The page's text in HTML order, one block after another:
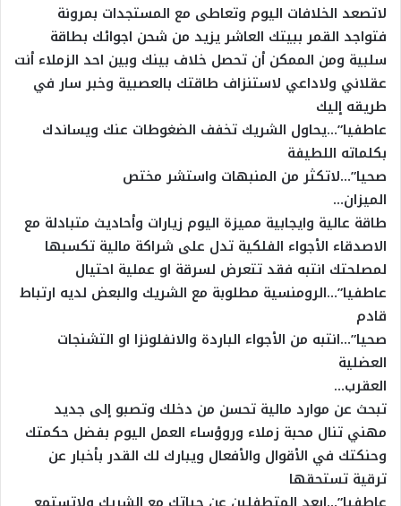
لاتصعد الخلافات اليوم وتعاطى مع المستجدات بمرونة
فتواجد القمر ببيتك العاشر يزيد من شحن اجوائك بطاقة
سلبية ومن الممكن أن تحصل خلاف بينك وبين احد الزملاء أنت
عقلاني ولاداعي لاستنزاف طاقتك بالعصبية وخبر سار في
طريقه إليك
عاطفيا”…يحاول الشريك تخفف الضغوطات عنك ويساندك
بكلماته اللطيفة
صحيا”…لاتكثر من المنبهات واستشر مختص
الميزان…
طاقة عالية وايجابية مميزة اليوم زيارات وأحاديث متبادلة مع
الاصدقاء الأجواء الفلكية تدل على شراكة مالية تكسبها
لمصلحتك انتبه فقد تتعرض لسرقة او عملية احتيال
عاطفيا”…الرومنسية مطلوبة مع الشريك والبعض لديه ارتباط
قادم
صحيا”…انتبه من الأجواء الباردة والانفلونزا او التشنجات
العضلية
العقرب…
تبحث عن موارد مالية تحسن من دخلك وتصبو إلى جديد
مهني تنال محبة زملاء وروؤساء العمل اليوم بفضل حكمتك
وحنكتك في الأقوال والأفعال ويبارك لك القدر بأخبار عن
ترقية تستحقها